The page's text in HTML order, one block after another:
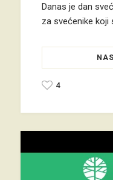
Danas je dan
za svećenike koji
4